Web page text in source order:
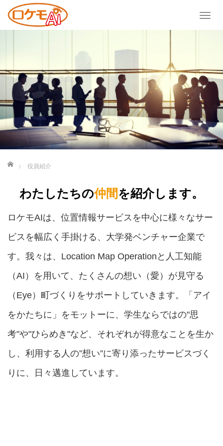
T
o
l
e
v
i
g
ホーム 役員紹介
わたしたちの仲間を紹介します。
ロケモAIは、位置情報サービスを中心に様々なサー
ビスを幅広く手掛ける、大学発ベンチャー企業で
す。我々は、Location Map Operationと人工知能
（AI）を用いて、たくさんの想い（愛）が見守る
（Eye）町づくりをサポートしていきます。「アイ
をかたちに」をモットーに、学生ならではの"思
考"や"ひらめき"など、それぞれが得意なことを生か
し、利用する人の”想い”に寄り添ったサービスづく
りに、日々邁進しています。